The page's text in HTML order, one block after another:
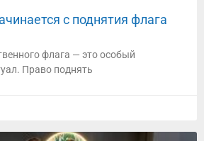
с поднятия флага
флага — это особый
Право поднять